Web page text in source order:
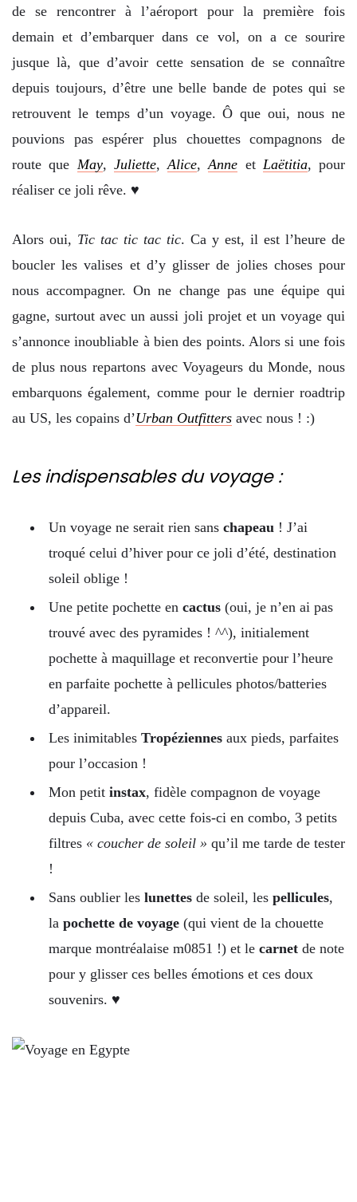
de se rencontrer à l’aéroport pour la première fois
demain et d’embarquer dans ce vol, on a ce sourire
jusque là, que d’avoir cette sensation de se connaître
depuis toujours, d’être une belle bande de potes qui se
retrouvent le temps d’un voyage. Ô que oui, nous ne
pouvions pas espérer plus chouettes compagnons de
route que May, Juliette, Alice,Anne et Laëtitia, pour
réaliser ce joli rêve. ♥
Alors oui, Tic tac tic tac tic. Ca y est, il est l’heure de
boucler les valises et d’y glisser de jolies choses pour
nous accompagner. On ne change pas une équipe qui
gagne, surtout avec un aussi joli projet et un voyage qui
s’annonce inoubliable à bien des points. Alors si une fois
de plus nous repartons avec Voyageurs du Monde, nous
embarquons également, comme pour le dernier roadtrip
au US, les copains d’Urban Outfitters avec nous ! :)
Les indispensables du voyage :
Un voyage ne serait rien sans chapeau ! J’ai
troqué celui d’hiver pour ce joli d’été, destination
soleil oblige !
Une petite pochette en cactus (oui, je n’en ai pas
trouvé avec des pyramides ! ^^), initialement
pochette à maquillage et reconvertie pour l’heure
en parfaite pochette à pellicules photos/batteries
d’appareil.
Les inimitables Tropéziennes aux pieds, parfaites
pour l’occasion !
Mon petit instax, fidèle compagnon de voyage
depuis Cuba, avec cette fois-ci en combo, 3 petits
filtres « coucher de soleil » qu’il me tarde de tester
!
Sans oublier les lunettes de soleil, les pellicules,
la pochette de voyage (qui vient de la chouette
marque montréalaise m0851 !) et le carnet de note
pour y glisser ces belles émotions et ces doux
souvenirs. ♥